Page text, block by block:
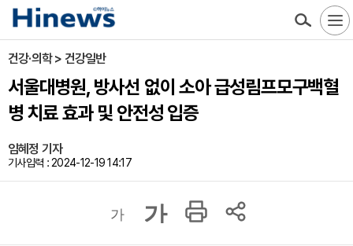
건강·의학 > 건강일반
서울대병원, 방사선 없이 소아 급성림프모구백혈
병 치료 효과 및 안전성 입증
임혜정 기자
기사입력 : 2024-12-19 14:17
가 가